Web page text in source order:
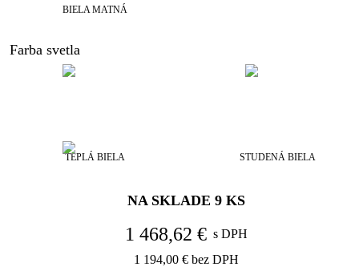
BIELA MATNÁ
Farba svetla
TEPLÁ BIELA STUDENÁ BIELA
NA SKLADE 9 KS
1 468,62 € s DPH
1 194,00 € bez DPH